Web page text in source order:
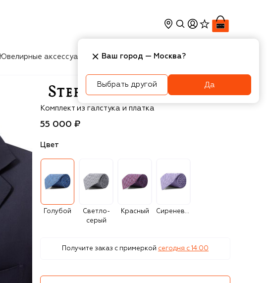
Ювелирные аксессуары Косметика Интерьер
Stefano Ricci
Комплект из галстука и платка
55 000 ₽
Цвет
Голубой
Светло-
серый
Красный Сиреневый
Получите заказ с примеркой сегодня c 14:00
Ваш город — Москва?
Выбрать другой Да